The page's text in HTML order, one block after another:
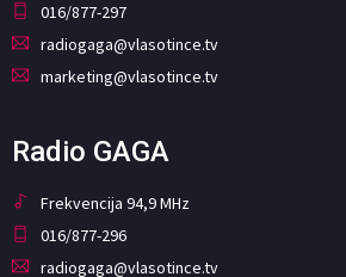
016/877-297
radiogaga@vlasotince.tv
marketing@vlasotince.tv
Radio GAGA
Frekvencija 94,9 MHz
016/877-296
radiogaga@vlasotince.tv